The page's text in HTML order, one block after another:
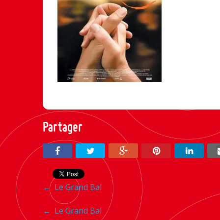
Partager
Navigation
entre
←Le Grand Bal
Navigation
← Le Grand Bal